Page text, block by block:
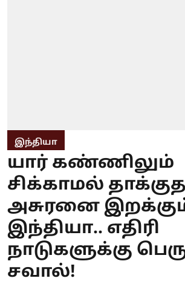
இந்தியா
யார் கண்ணிலும்
சிக்காமல்
அசுரனை
இந்தியா.. எதிரி
நாடுகளுக்கு
சவால்!